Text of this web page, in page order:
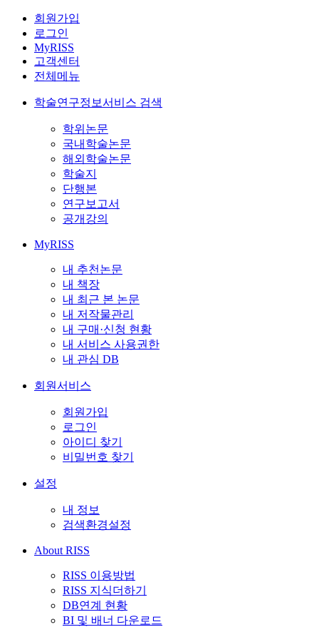
회원가입
로그인
MyRISS
고객센터
전체메뉴
학술연구정보서비스 검색
학위논문
국내학술논문
해외학술논문
학술지
단행본
연구보고서
공개강의
MyRISS
내 추천논문
내 책장
내 최근 본 논문
내 저작물관리
내 구매·신청 현황
내 서비스 사용권한
내 관심 DB
회원서비스
회원가입
로그인
아이디 찾기
비밀번호 찾기
설정
내 정보
검색환경설정
About RISS
RISS 이용방법
RISS 지식더하기
DB연계 현황
BI 및 배너 다운로드